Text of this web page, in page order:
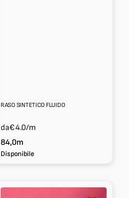
RASO SINTETICO FLUIDO
da€4.0/m
84,0m
Disponibile
Raso